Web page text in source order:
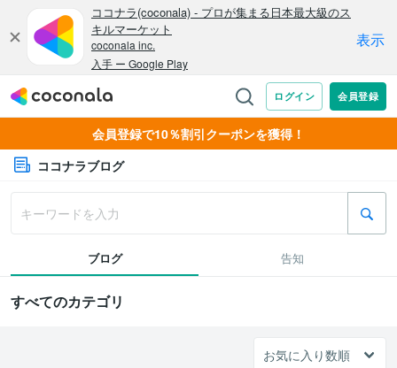
会員登録で10％割引クーポンを獲得！
ココナラブログ
ブログ 告知
すべてのカテゴリ